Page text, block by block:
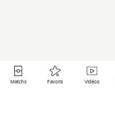
Matchs Favoris Vidéos